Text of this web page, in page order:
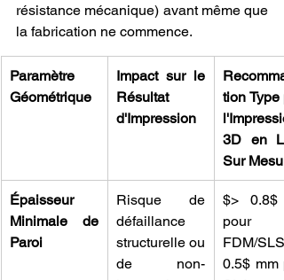
résistance mécanique) avant même que
la fabrication ne commence.
Paramètre
Géométrique
Impact sur le
Résultat
d'Impression
tion Type
3D en
Sur
Épaisseur
Minimale de
Paroi
Risque de
défaillance
structurelle ou
de non-
$> 0.8$
pour
FDM/SLS
0.5$ mm